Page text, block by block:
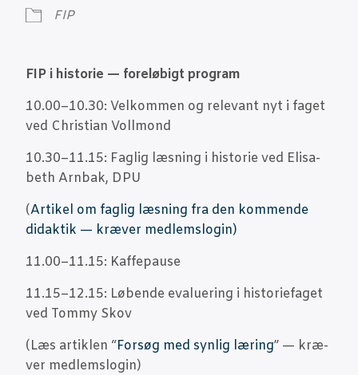
FIP
FIP i histo­rie — fore­lø­bigt program
10.00–10.30: Vel­kom­men og rele­vant nyt i faget
ved Chri­sti­an Vollmond
10.30–11.15: Fag­lig læs­ning i histo­rie ved Elisa­
beth Arn­bak, DPU
(Arti­kel om fag­lig læs­ning fra den kom­men­de
didak­tik — kræ­ver medlemslogin)
11.00–11.15: Kaf­fe­pau­se
11.15–12.15: Løben­de eva­lu­e­ring i histo­ri­e­fa­get
ved Tom­my Skov
(Læs artik­len “For­søg med syn­lig læring” — kræ­
ver medlemslogin)